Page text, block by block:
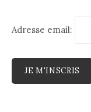
Adresse email: